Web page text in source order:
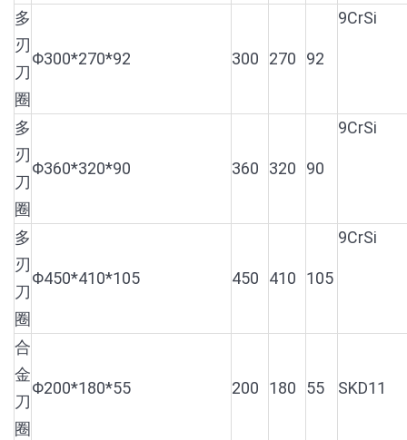
多
刃
刀
圈
Φ300*270*92 300 270 92
9CrSi
多
刃
刀
圈
Φ360*320*90 360 320 90
9CrSi
多
刃
刀
圈
Φ450*410*105 450 410 105
9CrSi
合
金
刀
圈
Φ200*180*55 200 180 55 SKD11